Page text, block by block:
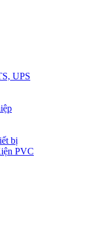
UPS
bị
PVC